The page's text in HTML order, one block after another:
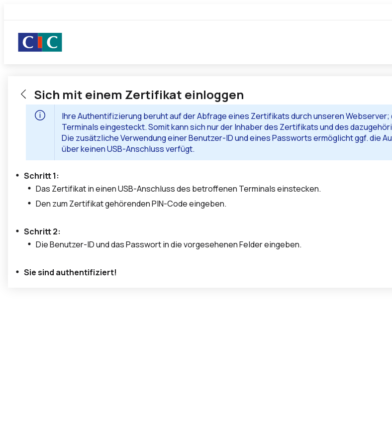
Sich mit einem Zertifikat einloggen
Ihre Authentifizierung beruht auf der Abfrage eines Zertifikats durch unseren
Terminals eingesteckt. Somit kann sich nur der Inhaber des Zertifikats und des
Die zusätzliche Verwendung einer Benutzer-ID und eines Passworts ermöglicht ggf. die
über keinen USB-Anschluss verfügt.
Schritt 1:
Das Zertifikat in einen USB-Anschluss des betroffenen Terminals einstecken.
Den zum Zertifikat gehörenden PIN-Code eingeben.
Schritt 2:
Die Benutzer-ID und das Passwort in die vorgesehenen Felder eingeben.
Sie sind authentifiziert!